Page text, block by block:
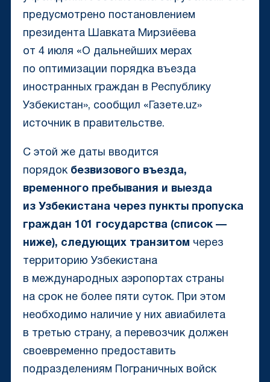
предусмотрено постановлением
президента Шавката Мирзиёева
от 4 июля «О дальнейших мерах
по оптимизации порядка въезда
иностранных граждан в Республику
Узбекистан», сообщил «Газете.uz»
источник в правительстве.
С этой же даты вводится
порядок безвизового въезда,
временного пребывания и выезда
из Узбекистана через пункты пропуска
граждан 101 государства (список —
ниже), следующих транзитом через
территорию Узбекистана
в международных аэропортах страны
на срок не более пяти суток. При этом
необходимо наличие у них авиабилета
в третью страну, а перевозчик должен
своевременно предоставить
подразделениям Пограничных войск